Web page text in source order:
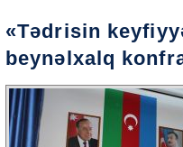
«Tədrisin
beynəlxalq